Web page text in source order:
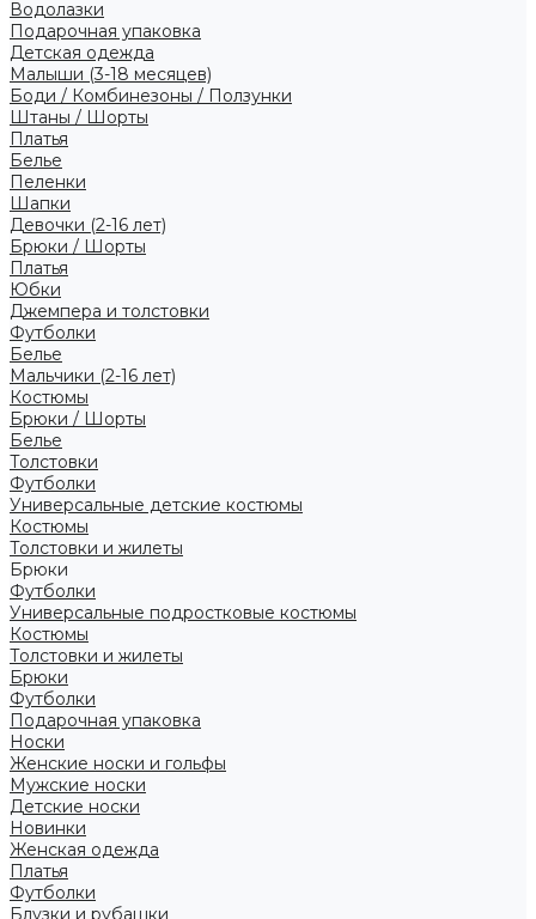
Водолазки
Подарочная упаковка
Детская одежда
Малыши (3-18 месяцев)
Боди / Комбинезоны / Ползунки
Штаны / Шорты
Платья
Белье
Пеленки
Шапки
Девочки (2-16 лет)
Брюки / Шорты
Платья
Юбки
Джемпера и толстовки
Футболки
Белье
Мальчики (2-16 лет)
Костюмы
Брюки / Шорты
Белье
Толстовки
Футболки
Универсальные детские костюмы
Костюмы
Толстовки и жилеты
Брюки
Футболки
Универсальные подростковые костюмы
Костюмы
Толстовки и жилеты
Брюки
Футболки
Подарочная упаковка
Носки
Женские носки и гольфы
Мужские носки
Детские носки
Новинки
Женская одежда
Платья
Футболки
Блузки и рубашки